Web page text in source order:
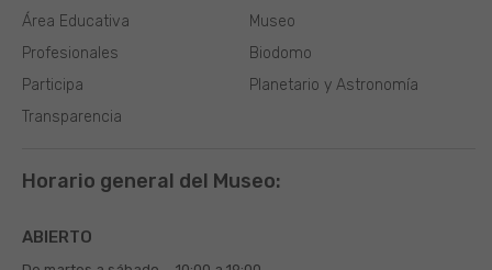
Museo
Biodomo
Planetario y Astronomía
Área Educativa
Profesionales
Participa
Transparencia
Horario general del Museo:
ABIERTO